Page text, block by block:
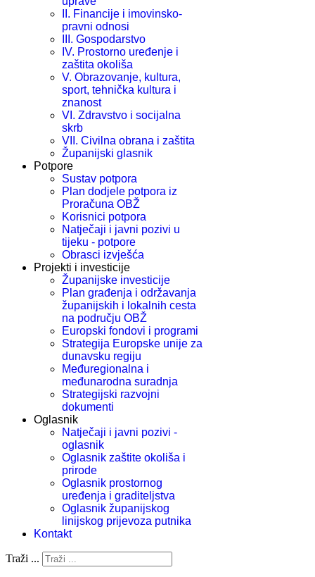
II. Financije i imovinsko-
pravni odnosi
III. Gospodarstvo
IV. Prostorno uređenje i
zaštita okoliša
V. Obrazovanje, kultura,
sport, tehnička kultura i
znanost
VI. Zdravstvo i socijalna
skrb
VII. Civilna obrana i zaštita
Županijski glasnik
Potpore
Sustav potpora
Plan dodjele potpora iz
Proračuna OBŽ
Korisnici potpora
Natječaji i javni pozivi u
tijeku - potpore
Obrasci izvješća
Projekti i investicije
Županijske investicije
Plan građenja i održavanja
županijskih i lokalnih cesta
na području OBŽ
Europski fondovi i programi
Strategija Europske unije za
dunavsku regiju
Međuregionalna i
međunarodna suradnja
Strategijski razvojni
dokumenti
Oglasnik
Natječaji i javni pozivi -
oglasnik
Oglasnik zaštite okoliša i
prirode
Oglasnik prostornog
uređenja i graditeljstva
Oglasnik županijskog
linijskog prijevoza putnika
Kontakt
Traži ...